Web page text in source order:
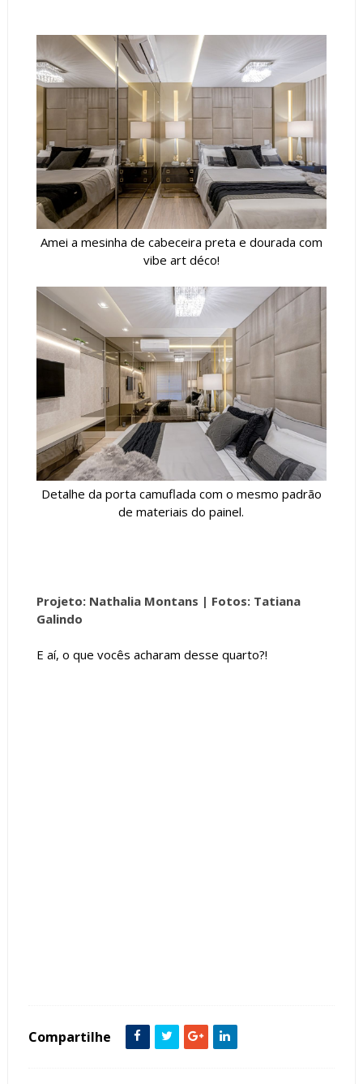
Amei a mesinha de cabeceira preta e dourada com
vibe art déco!
Detalhe da porta camuflada com o mesmo padrão
de materiais do painel.
Projeto: Nathalia Montans | Fotos: Tatiana
Galindo
E aí, o que vocês acharam desse quarto?!
Compartilhe